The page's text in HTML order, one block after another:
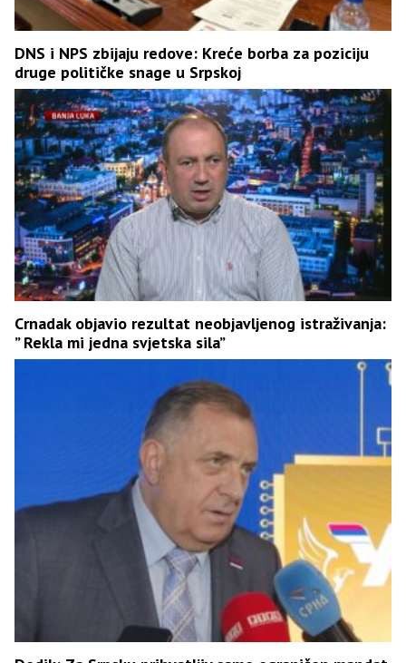
DNS i NPS zbijaju redove: Kreće borba za poziciju
druge političke snage u Srpskoj
Crnadak objavio rezultat neobjavljenog istraživanja:
” Rekla mi jedna svjetska sila”